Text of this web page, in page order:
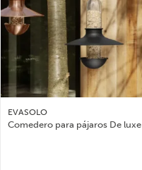
EVASOLO
Comedero para pájaros De luxe